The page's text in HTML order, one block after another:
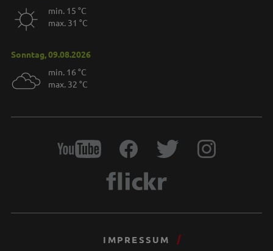
min. 15 °C
max. 31 °C
Sonntag, 09.08.2026
min. 16 °C
max. 32 °C
IMPRESSUM